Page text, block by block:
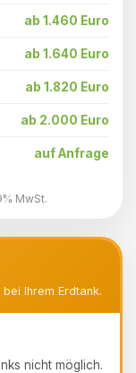
ab 1.460 Euro
ab 1.640 Euro
ab 1.820 Euro
ab 2.000 Euro
auf Anfrage
MwSt.
Ihrem Erdtank.
nicht möglich.